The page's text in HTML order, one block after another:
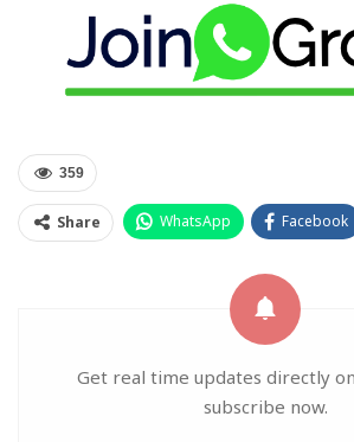
359
Share WhatsApp Facebook
Get real time updates directly
subscribe now.